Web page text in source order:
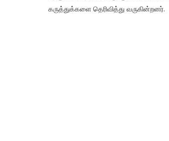
கருத்துக்களை தெரிவித்து வருகின்றனர்.